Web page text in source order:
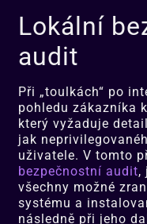
Lokální
audit
Při „toulkách“ po
pohledu zákazníka
který vyžaduje
jak
uživatele. V tomto
bezpečnostní audit,
všechny možné
systému a
následně při jeho